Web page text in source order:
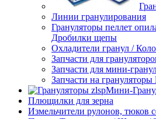
Линии гранулирования
Грануляторы пеллет
Дробилки щепы
Охладители гранул /
Запчасти для
Запчасти для мини-
Запчасти на
Мини-
Плющилки для зерна
Измельчители рулонов, тюков